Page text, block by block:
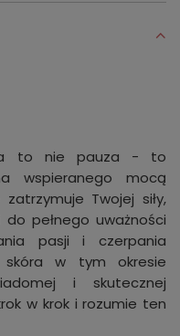
to nie pauza - to
wspieranego mocą
Twojej siły,
pełnego uważności
pasji i czerpania
skóra w tym okresie
i skutecznej
w krok i rozumie ten